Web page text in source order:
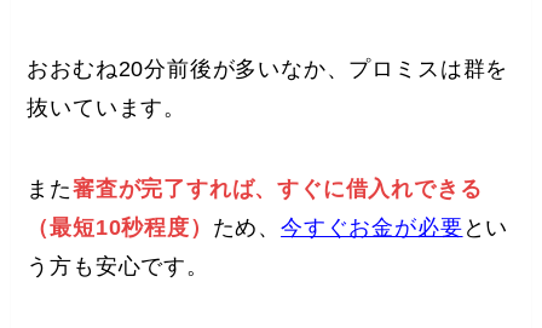
おおむね20分前後が多いなか、プロミスは群を
抜いています。
また審査が完了すれば、すぐに借入れできる
（最短10秒程度） ため、今すぐお金が必要 とい
う方も安心です。